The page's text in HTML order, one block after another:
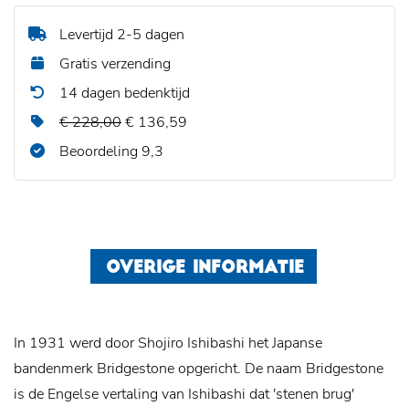
Levertijd 2-5 dagen
Gratis verzending
14 dagen bedenktijd
€ 228,00€ 136,59
Beoordeling 9,3
OVERIGE INFORMATIE
In 1931 werd door Shojiro Ishibashi het Japanse
bandenmerk Bridgestone opgericht. De naam Bridgestone
is de Engelse vertaling van Ishibashi dat 'stenen brug'